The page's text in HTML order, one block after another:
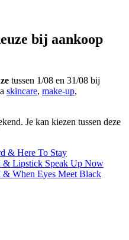
bij aankoop
tussen 1/08 en 31/08 bij
skincare, make-up,
Je kan kiezen tussen deze
& Here To Stay
& Lipstick Speak Up Now
& When Eyes Meet Black